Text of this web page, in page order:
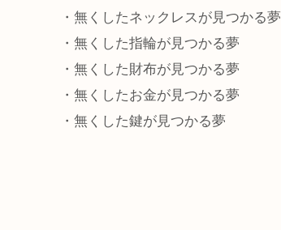
・無くしたネックレスが見つかる夢
・無くした指輪が見つかる夢
・無くした財布が見つかる夢
・無くしたお金が見つかる夢
・無くした鍵が見つかる夢